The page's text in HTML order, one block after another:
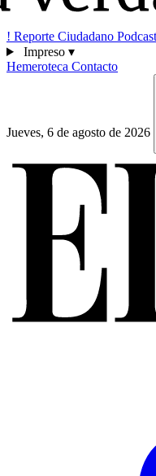
! Reporte Ciudadano Podcast
Impreso ▾
Hemeroteca Contacto
Jueves, 6 de agosto de 2026